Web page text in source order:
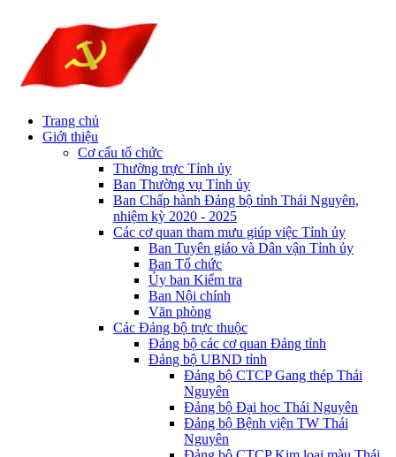
Trang chủ
Giới thiệu
Cơ cấu tổ chức
Thường trực Tỉnh ủy
Ban Thường vụ Tỉnh ủy
Ban Chấp hành Đảng bộ tỉnh Thái Nguyên,
nhiệm kỳ 2020 - 2025
Các cơ quan tham mưu giúp việc Tỉnh ủy
Ban Tuyên giáo và Dân vận Tỉnh ủy
Ban Tổ chức
Ủy ban Kiểm tra
Ban Nội chính
Văn phòng
Các Đảng bộ trực thuộc
Đảng bộ các cơ quan Đảng tỉnh
Đảng bộ UBND tỉnh
Đảng bộ CTCP Gang thép Thái
Nguyên
Đảng bộ Đại học Thái Nguyên
Đảng bộ Bệnh viện TW Thái
Nguyên